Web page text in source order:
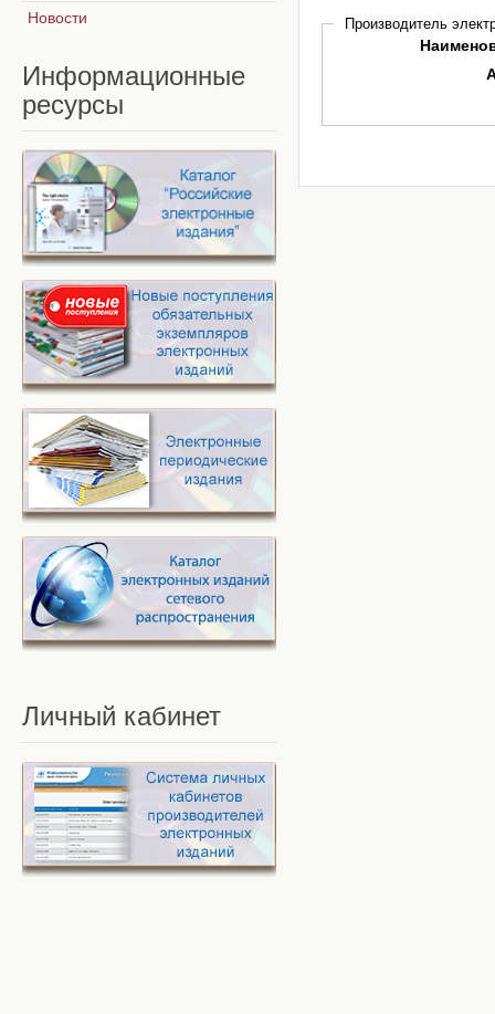
Производитель
Новости
Информационные
ресурсы
Личный кабинет